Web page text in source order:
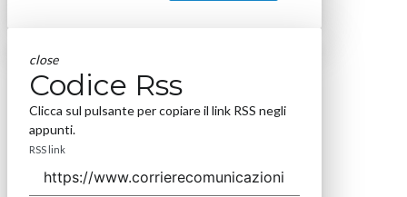
close
Codice Rss
Clicca sul pulsante per copiare il link RSS negli
appunti.
RSS link